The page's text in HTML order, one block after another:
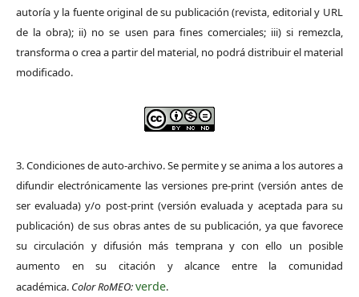
autoría y la fuente original de su publicación (revista, editorial y URL
de la obra); ii) no se usen para fines comerciales; iii) si remezcla,
transforma o crea a partir del material, no podrá distribuir el material
modificado.
3. Condiciones de auto-archivo. Se permite y se anima a los autores a
difundir electrónicamente las versiones pre-print (versión antes de
ser evaluada) y/o post-print (versión evaluada y aceptada para su
publicación) de sus obras antes de su publicación, ya que favorece
su circulación y difusión más temprana y con ello un posible
aumento en su citación y alcance entre la comunidad
académica. Color RoMEO:verde.